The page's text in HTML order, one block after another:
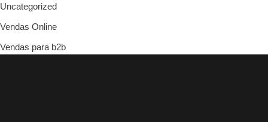
Uncategorized
Vendas Online
Vendas para b2b